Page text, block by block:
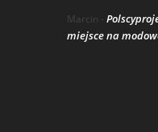
Marcin -
miejsce na